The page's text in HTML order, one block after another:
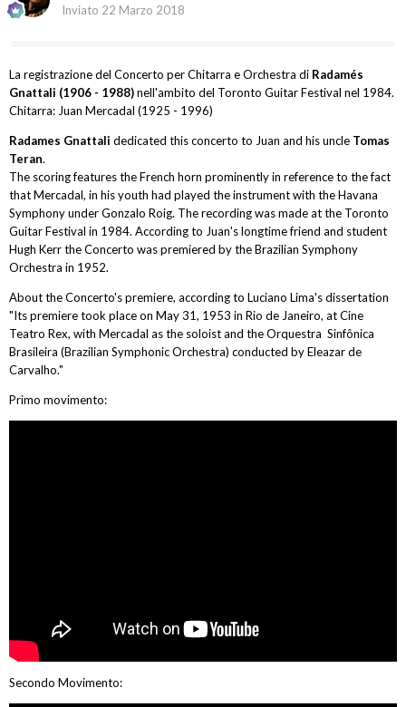
Inviato 22 Marzo 2018
La registrazione del Concerto per Chitarra e Orchestra di Radamés
Gnattali (1906 - 1988)nell'ambito del Toronto Guitar Festival nel 1984.
Chitarra: Juan Mercadal (1925 - 1996)
Radames Gnattali dedicated this concerto to Juan and his uncle Tomas
Teran.
The scoring features the French horn prominently in reference to the fact
that Mercadal, in his youth had played the instrument with the Havana
Symphony under Gonzalo Roig. The recording was made at the Toronto
Guitar Festival in 1984. According to Juan's longtime friend and student
Hugh Kerr the Concerto was premiered by the Brazilian Symphony
Orchestra in 1952.
About the Concerto's premiere, according to Luciano Lima's dissertation
"Its premiere took place on May 31, 1953 in Rio de Janeiro, at Cine
Teatro Rex, with Mercadal as the soloist and the Orquestra Sinfônica
Brasileira (Brazilian Symphonic Orchestra) conducted by Eleazar de
Carvalho."
Primo movimento:
Secondo Movimento: